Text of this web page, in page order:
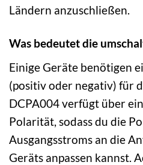
Ländern anzuschließen.
Was bedeutet die
Einige Geräte benötigen
(positiv oder negativ) für
DCPA004 verfügt über
Polarität, sodass du die
Ausgangsstroms an die
Geräts anpassen kannst.